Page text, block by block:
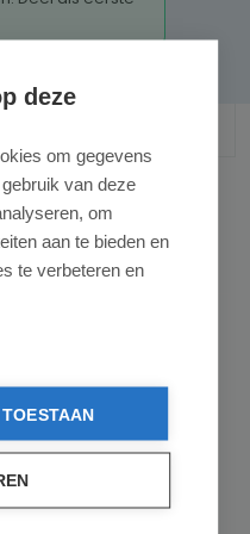
producten
deze
om gegevens
van deze
om
aan te bieden en
te verbeteren en